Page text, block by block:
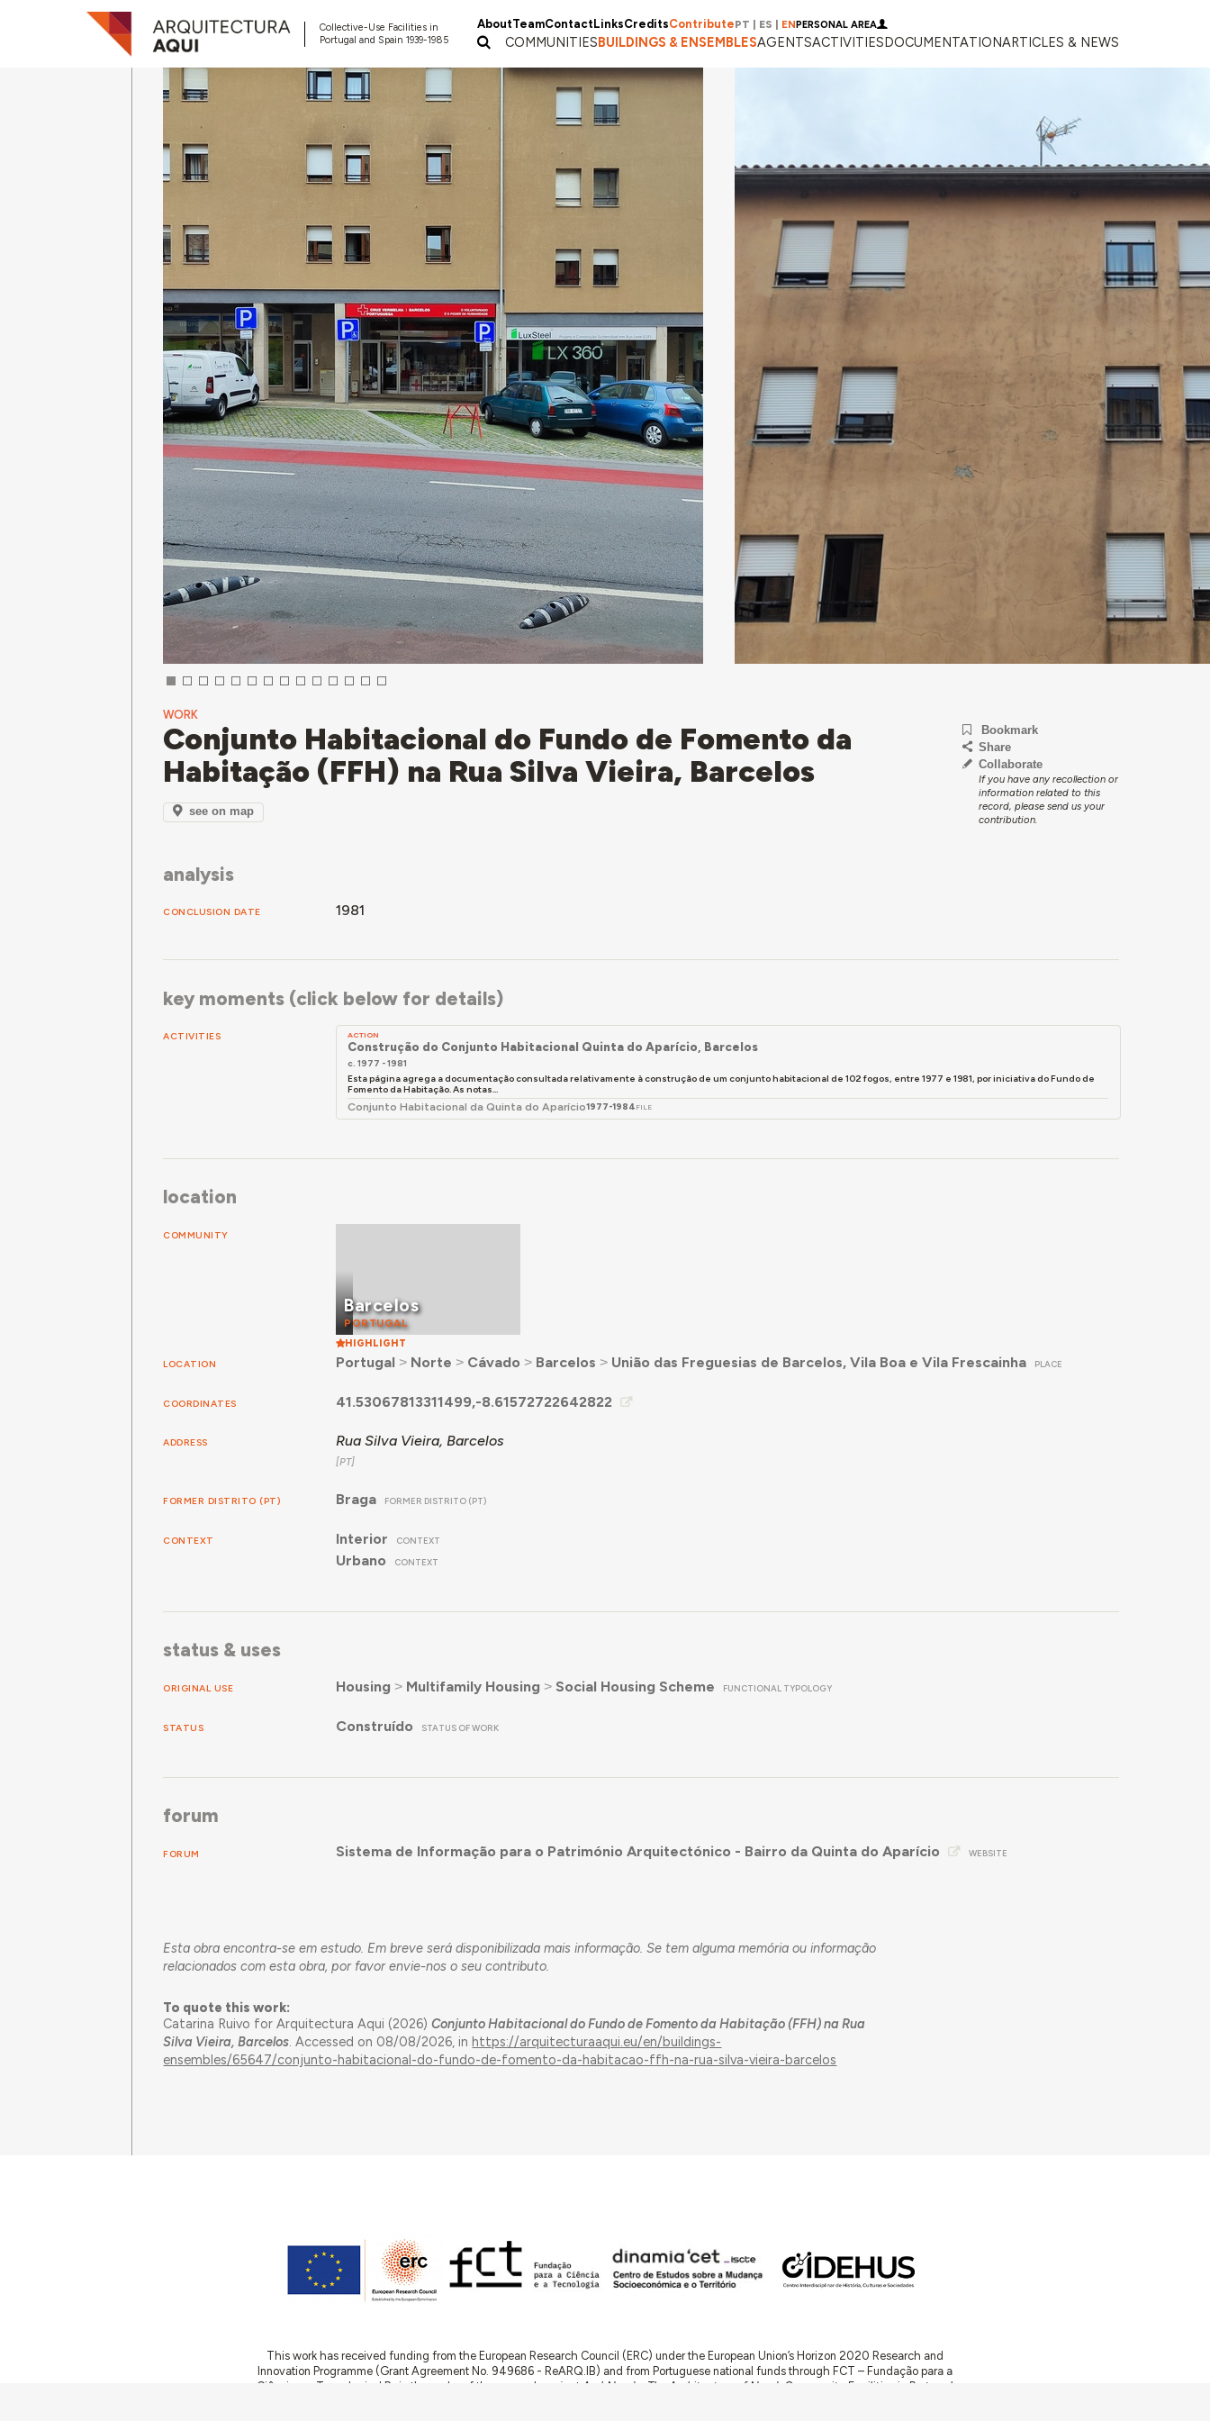
Collective-Use Facilities in
Portugal and Spain 1939-1985
AboutTeamContactLinksCreditsContributePT ES ENPERSONAL AREA
COMMUNITIESBUILDINGS & ENSEMBLESAGENTSACTIVITIESDOCUMENTATIONARTICLES & NEWS
WORK
Conjunto Habitacional do Fundo de Fomento da
Habitação (FFH) na Rua Silva Vieira, Barcelos
see on map
Bookmark
Share
Collaborate
If you have any recollection or
information related to this
record, please send us your
contribution.
analysis
CONCLUSION DATE 1981
key moments (click below for details)
ACTIVITIES ACTION
Construção do Conjunto Habitacional Quinta do Aparício, Barcelos
c. 1977 - 1981
Esta página agrega a documentação consultada relativamente à construção de um conjunto habitacional de 102 fogos, entre 1977 e 1981, por iniciativa do Fundo de
Fomento da Habitação. As notas...
Conjunto Habitacional da Quinta do Aparício1977-1984 FILE
location
COMMUNITY
Barcelos
PORTUGAL
HIGHLIGHT
LOCATION Portugal ˃ Norte ˃ Cávado ˃ Barcelos ˃ União das Freguesias de Barcelos, Vila Boa e Vila Frescainha PLACE
COORDINATES 41.53067813311499,-8.61572722642822
ADDRESS Rua Silva Vieira, Barcelos
FORMER DISTRITO (PT) Braga FORMER DISTRITO (PT)
CONTEXT Interior CONTEXT
Urbano CONTEXT
status & uses
ORIGINAL USE Housing ˃ Multifamily Housing ˃ Social Housing Scheme FUNCTIONAL TYPOLOGY
STATUS Construído STATUS OF WORK
forum
FORUM Sistema de Informação para o Património Arquitectónico - Bairro da Quinta do Aparício WEBSITE
Esta obra encontra-se em estudo. Em breve será disponibilizada mais informação. Se tem alguma memória ou informação
relacionados com esta obra, por favor envie-nos o seu contributo.
To quote this work:
Catarina Ruivo for Arquitectura Aqui (2026)Conjunto Habitacional do Fundo de Fomento da Habitação (FFH) na Rua
Silva Vieira, Barcelos. Accessed on 08/08/2026, inhttps://arquitecturaaqui.eu/en/buildings-
ensembles/65647/conjunto-habitacional-do-fundo-de-fomento-da-habitacao-ffh-na-rua-silva-vieira-barcelos
This work has received funding from the European Research Council (ERC) under the European Union’s Horizon 2020 Research and
Innovation Programme (Grant Agreement No. 949686 - ReARQ.IB) and from Portuguese national funds through FCT – Fundação para a
Ciência e a Tecnologia, I.P., in the cadre of the research project ArchNeed – The Architecture of Need: Community Facilities in Portugal